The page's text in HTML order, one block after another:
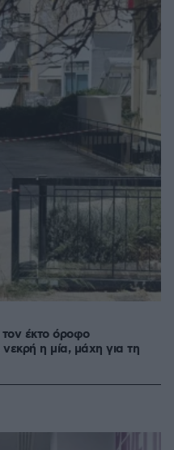
έκτο όροφο
η μία, μάχη για τη